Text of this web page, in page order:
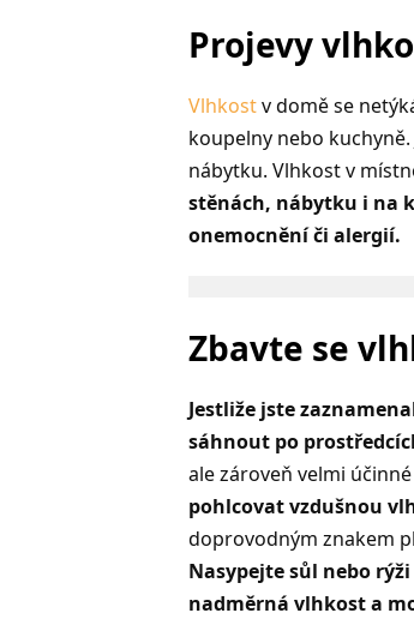
Projevy
Vlhkostv domě se
koupelny nebo
nábytku. Vlhkost v
stěnách, nábytku i na
onemocnění či alergií.
Zbavte se
Jestliže jste
sáhnout po
ale zároveň velmi
pohlcovat vzdušnou
doprovodným znakem
Nasypejte sůl nebo
nadměrná vlhkost a